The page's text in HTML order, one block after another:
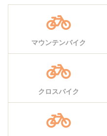
マウンテンバイク
クロスバイク